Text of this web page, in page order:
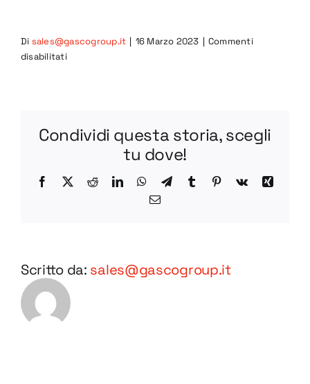
Di sales@gascogroup.it | 16 Marzo 2023 | Commenti
disabilitatisu
STEP
Condividi questa storia, scegli
tu dove!
Facebook
X RedditLinkedInWhatsApp
TelegramTumblr Pinterest
Vk
Xing
Email
Scritto da: sales@gascogroup.it